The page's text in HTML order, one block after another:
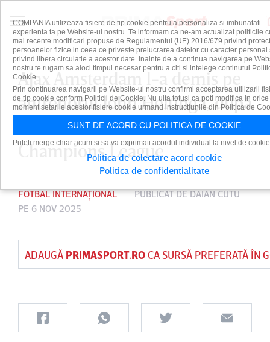
Ajax Amsterdam l-a demis pe
antrenorul John Heitinga, după
startul dezastruos din
Champions League
FOTBAL INTERNAȚIONAL PUBLICAT DEDAIAN CUTU
PE 6 NOV 2025
ADAUGĂ PRIMASPORT.ROCA SURSĂ PREFERATĂ ÎN
COMPANIA utilizeaza fisiere de tip cookie pentru a personaliza si imbunatati
experienta ta pe Website-ul nostru. Te informam ca ne-am actualizat politicile
mai recente modificari propuse de Regulamentul (UE) 2016/679 privind
persoanelor fizice in ceea ce priveste prelucrarea datelor cu caracter personal
privind libera circulatie a acestor date. Inainte de a continua navigarea pe
nostru te rugam sa aloci timpul necesar pentru a citi si intelege continutul
Cookie.
Prin continuarea navigarii pe Website-ul nostru confirmi acceptarea utilizarii
de tip cookie conform Politicii de Cookie. Nu uita totusi ca poti modifica in orice
moment setarile acestor fisiere cookie urmand instructiunile din Politica de
SUNT DE ACORD CU POLITICA DE COOKIE
Puteti merge chiar acum si sa va exprimati acordul individual la nivel de
Politica de colectare acord cookie
Politica de confidentialitate